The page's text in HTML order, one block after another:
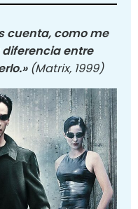
cuenta, como me
entre
(Matrix, 1999)